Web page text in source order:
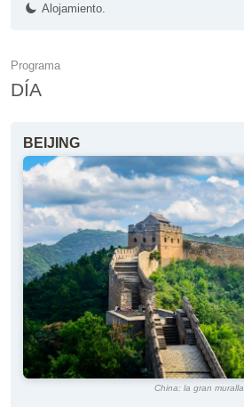
Alojamiento.
Programa
DÍA
BEIJING
China: la gran muralla